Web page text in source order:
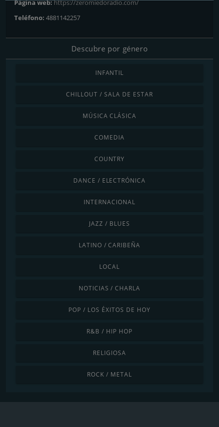
Página web:https://zeromiedoradio.com/
Teléfono: 4881142257
Descubre por género
INFANTIL
CHILLOUT / SALA DE ESTAR
MÚSICA CLÁSICA
COMEDIA
COUNTRY
DANCE / ELECTRÓNICA
INTERNACIONAL
JAZZ / BLUES
LATINO / CARIBEÑA
LOCAL
NOTICIAS / CHARLA
POP / LOS ÉXITOS DE HOY
R&B / HIP HOP
RELIGIOSA
ROCK / METAL